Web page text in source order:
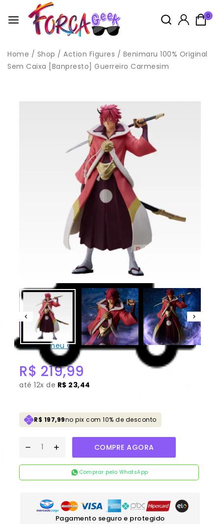
0
Home / Shop / Action Figures / Benimaru 100% Original
Sem Caixa [Banpresto] Guerreiro Carmesim
Este produto não é considerado um brinquedo, pois é um
boneco de coleção cujo modelo
é em escala reduzida e não tem primordialmente valor de
conforme Norma NM 300-01/2002 – Portaria INMETRO Nº 108 de
13 de Junho de 2005, anexo II, item 2.
Todas as compras na loja acompanham brindes, enviados
aleatóriamente, sendo possivel escolher no carrinho.
Benimaru 100% Original Sem
Caixa [Banpresto] Guerreiro
Carmesim
CONSULTAR
Não sei meu CEP
R$ 219,99
até 12x de R$ 23,44
R$ 197,99no pix com 10% de desconto
COMPRE AGORA
Comprar pelo WhatsApp
Pagamento seguro e protegido